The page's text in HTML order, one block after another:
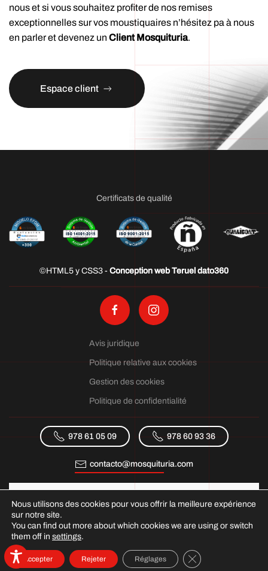
nous et si vous souhaitez profiter de nos remises
exceptionnelles sur vos moustiquaires n’hésitez pa à nous
en parler et devenez un Client Mosquituria.
Espace client
Certificats de qualité
©HTML5 y CSS3 - Conception web Teruel dato360
Avis juridique
Politique relative aux cookies
Gestion des cookies
Politique de confidentialité
978 61 05 09 978 60 93 36
contacto@mosquituria.com
Nous utilisons des cookies pour vous offrir la meilleure expérience
sur notre site.
You can find out more about which cookies we are using or switch
them off in settings.
Accepter Rejeter Réglages Fermer la bannière